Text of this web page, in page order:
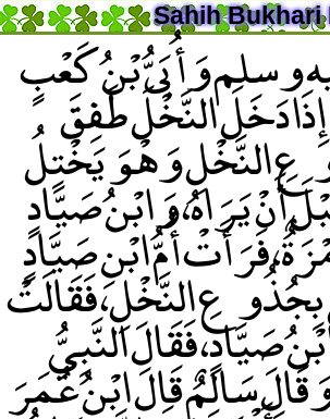
Sahih Bukhari
وسلم وَأُبَىُّ بْنُ كَعْبٍ
دَخَلَ النَّخْلَ طَفِقَ
النَّخْلِ وَهْوَ يَخْتِلُ
أَنْ يَرَاهُ، وَابْنُ صَيَّادٍ
فَرَأَتْ أُمُّ ابْنِ صَيَّادٍ
بِجُذُوعِ النَّخْلِ، فَقَالَتْ
صَيَّادٍ، فَقَالَ النَّبِيُّ
سَالِمٌ قَالَ ابْنُ عُمَرَ